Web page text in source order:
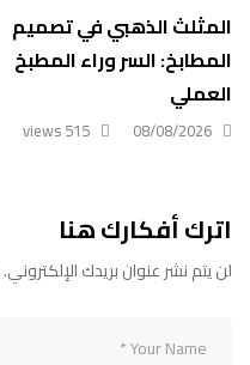
المثلث الذهبي في تصميم
المطابخ: السر وراء المطبخ
العملي
08/08/2026
515 views
اترك أفكارك هنا
لن يتم نشر عنوان بريدك الإلكتروني.